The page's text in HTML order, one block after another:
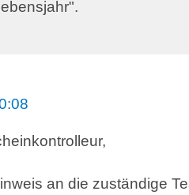
an die zuständige